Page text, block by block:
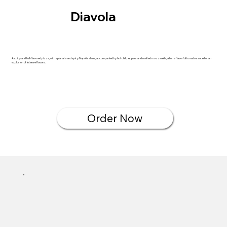
Diavola
A spicy and full-flavored pizza, with spianata and spicy Napoli salami, accompanied by hot chili peppers and melted mozzarella, all on a flavorful tomato sauce for an
explosion of intense flavors.
Order Now